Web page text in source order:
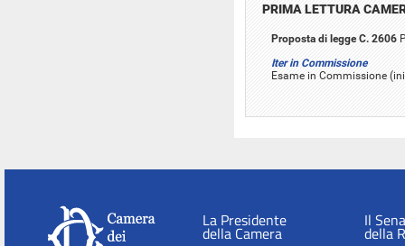
PRIMA LETTURA
Proposta di legge C. 2606
Iter in Commissione
Esame in Commissione
La Presidente
della Camera
Il
della